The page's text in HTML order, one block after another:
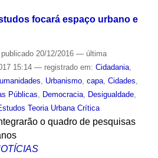
focará espaço urbano e
publicado20/12/2016 — última
15:14 — registrado em: Cidadania,
Urbanismo, capa, Cidades
Públicas Democracia, Desigualdade,
Teoria Urbana Crítica
o quadro de pesquisas